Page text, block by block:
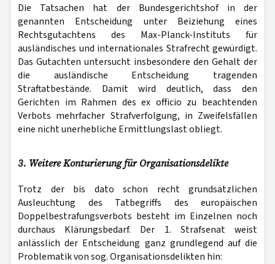
Die Tatsachen hat der Bundesgerichtshof in der
genannten Entscheidung unter Beiziehung eines
Rechtsgutachtens des Max-Planck-Instituts für
ausländisches und internationales Strafrecht gewürdigt.
Das Gutachten untersucht insbesondere den Gehalt der
die ausländische Entscheidung tragenden
Straftatbestände. Damit wird deutlich, dass den
Gerichten im Rahmen des ex officio zu beachtenden
Verbots mehrfacher Strafverfolgung, in Zweifelsfällen
eine nicht unerhebliche Ermittlungslast obliegt.
3. Weitere Konturierung für Organisationsdelikte
Trotz der bis dato schon recht grundsätzlichen
Ausleuchtung des Tatbegriffs des europäischen
Doppelbestrafungsverbots besteht im Einzelnen noch
durchaus Klärungsbedarf. Der 1. Strafsenat weist
anlässlich der Entscheidung ganz grundlegend auf die
Problematik von sog. Organisationsdelikten hin: